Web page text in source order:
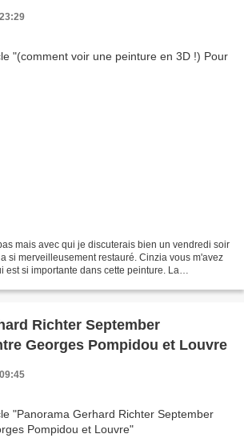
mais avec qui je discuterais bien un vendredi soir
si merveilleusement restauré. Cinzia vous m'avez
est si importante dans cette peinture. La
Richter September
Georges Pompidou et Louvre